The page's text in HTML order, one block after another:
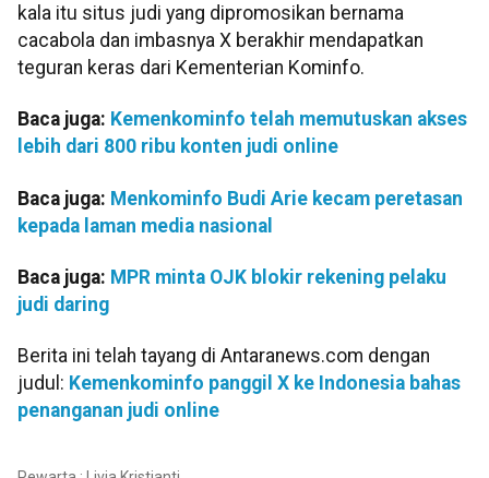
kala itu situs judi yang dipromosikan bernama
cacabola dan imbasnya X berakhir mendapatkan
teguran keras dari Kementerian Kominfo.
Baca juga: Kemenkominfo telah memutuskan akses
lebih dari 800 ribu konten judi online
Baca juga: Menkominfo Budi Arie kecam peretasan
kepada laman media nasional
Baca juga: MPR minta OJK blokir rekening pelaku
judi daring
Berita ini telah tayang di Antaranews.com dengan
judul: Kemenkominfo panggil X ke Indonesia bahas
penanganan judi online